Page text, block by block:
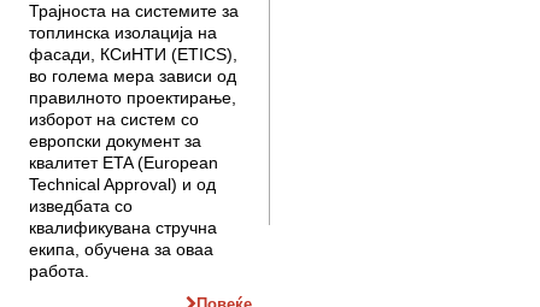
Трајноста на системите за
топлинска изолација на
фасади, КСиНТИ (ETICS),
во голема мера зависи од
правилното проектирање,
изборот на систем со
европски документ за
квалитет ETA (European
Technical Approval) и од
изведбата со
квалификувана стручна
екипа, обучена за оваа
работа.